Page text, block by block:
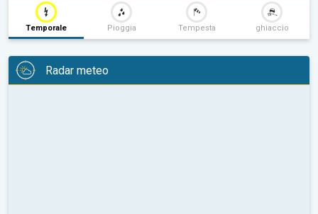
Temporale Pioggia Tempesta ghiaccio
Radar meteo